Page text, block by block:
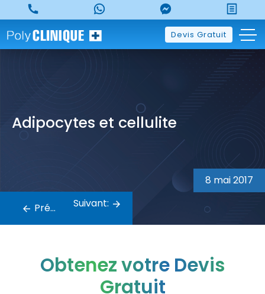
to
content
Devis Gratuit
Adipocytes et cellulite
8 mai 2017
l’article
Précédent: Suivant:
Obtenez votre Devis
Gratuit